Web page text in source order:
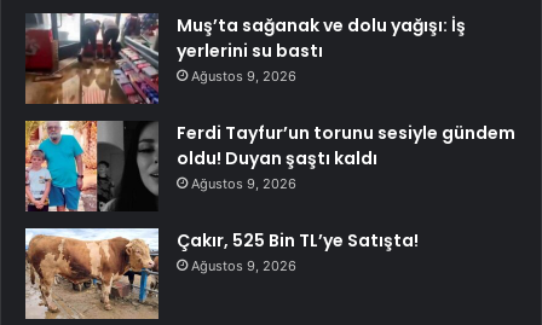
Muş’ta sağanak ve dolu yağışı: İş
yerlerini su bastı
Ağustos 9, 2026
Ferdi Tayfur’un torunu sesiyle gündem
oldu! Duyan şaştı kaldı
Ağustos 9, 2026
Çakır, 525 Bin TL’ye Satışta!
Ağustos 9, 2026